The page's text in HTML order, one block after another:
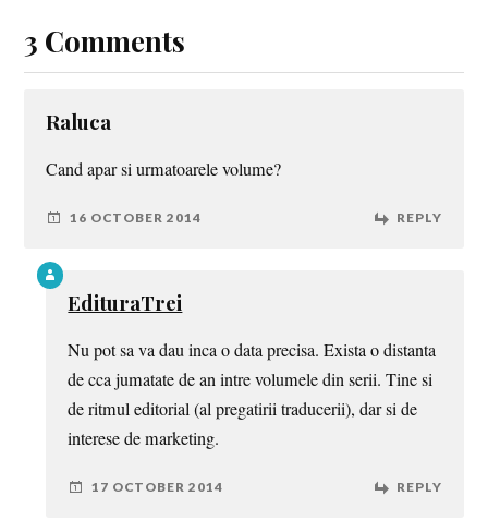
3 Comments
Raluca
Cand apar si urmatoarele volume?
16 OCTOBER 2014 REPLY
EdituraTrei
Nu pot sa va dau inca o data precisa. Exista o distanta
de cca jumatate de an intre volumele din serii. Tine si
de ritmul editorial (al pregatirii traducerii), dar si de
interese de marketing.
17 OCTOBER 2014 REPLY